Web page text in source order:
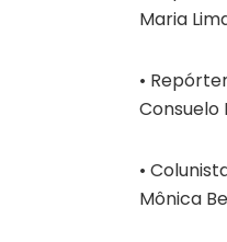
Maria
•
Consuelo
•
Mônica